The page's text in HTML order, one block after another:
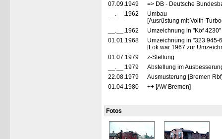
07.09.1949
=> DB - Deutsche
__.__.1962
Umbau
[Ausrüstung mit Voith-
__.__.1962
Umzeichnung in "Köf 4230"
01.01.1968
Umzeichnung in "323 945-
[Lok war 1967 zur
01.07.1979
z-Stellung
__.__.1979
Abstellung im
22.08.1979
Ausmusterung [Bremen
01.04.1980
++ [AW Bremen]
Fotos